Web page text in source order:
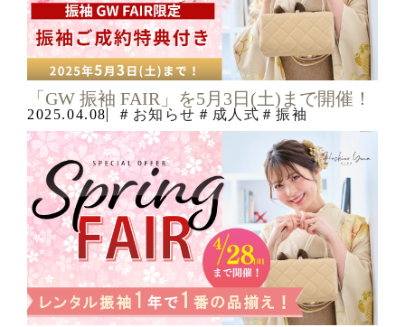
「GW 振袖 FAIR」を5月3日(土)まで開催！
2025.04.08 ＃お知らせ ＃成人式 ＃振袖